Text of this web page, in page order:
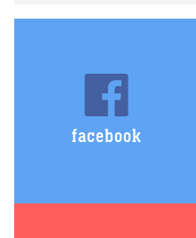
facebook